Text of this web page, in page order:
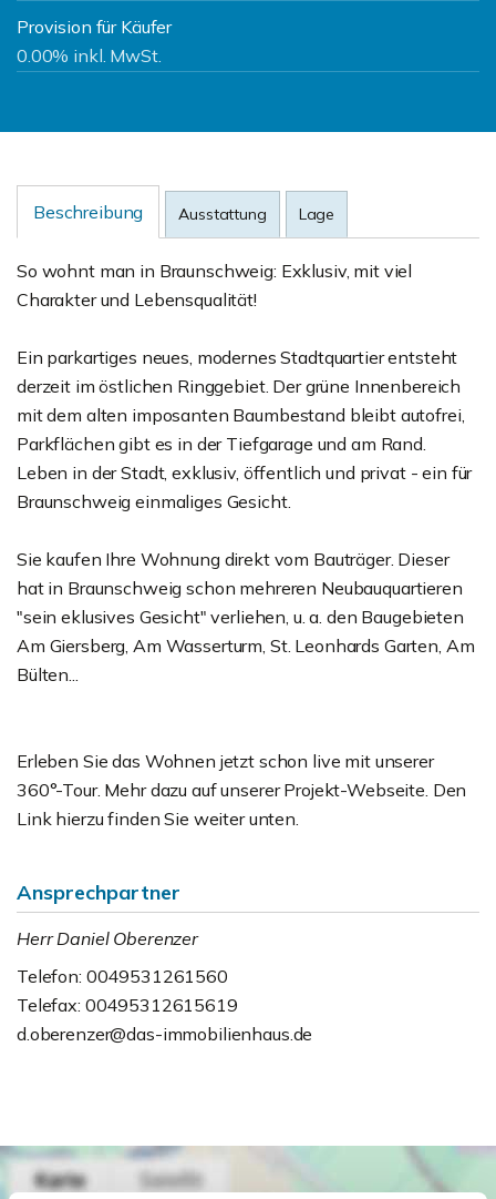
Provision für Käufer
0.00% inkl. MwSt.
Beschreibung Ausstattung Lage
So wohnt man in Braunschweig: Exklusiv, mit viel
Charakter und Lebensqualität!
Ein parkartiges neues, modernes Stadtquartier entsteht
derzeit im östlichen Ringgebiet. Der grüne Innenbereich
mit dem alten imposanten Baumbestand bleibt autofrei,
Parkflächen gibt es in der Tiefgarage und am Rand.
Leben in der Stadt, exklusiv, öffentlich und privat - ein für
Braunschweig einmaliges Gesicht.
Sie kaufen Ihre Wohnung direkt vom Bauträger. Dieser
hat in Braunschweig schon mehreren Neubauquartieren
"sein eklusives Gesicht" verliehen, u. a. den Baugebieten
Am Giersberg, Am Wasserturm, St. Leonhards Garten, Am
Bülten...
Erleben Sie das Wohnen jetzt schon live mit unserer
360°-Tour. Mehr dazu auf unserer Projekt-Webseite. Den
Link hierzu finden Sie weiter unten.
Ansprechpartner
Herr Daniel Oberenzer
Telefon: 0049531261560
Telefax: 00495312615619
d.oberenzer@das-immobilienhaus.de